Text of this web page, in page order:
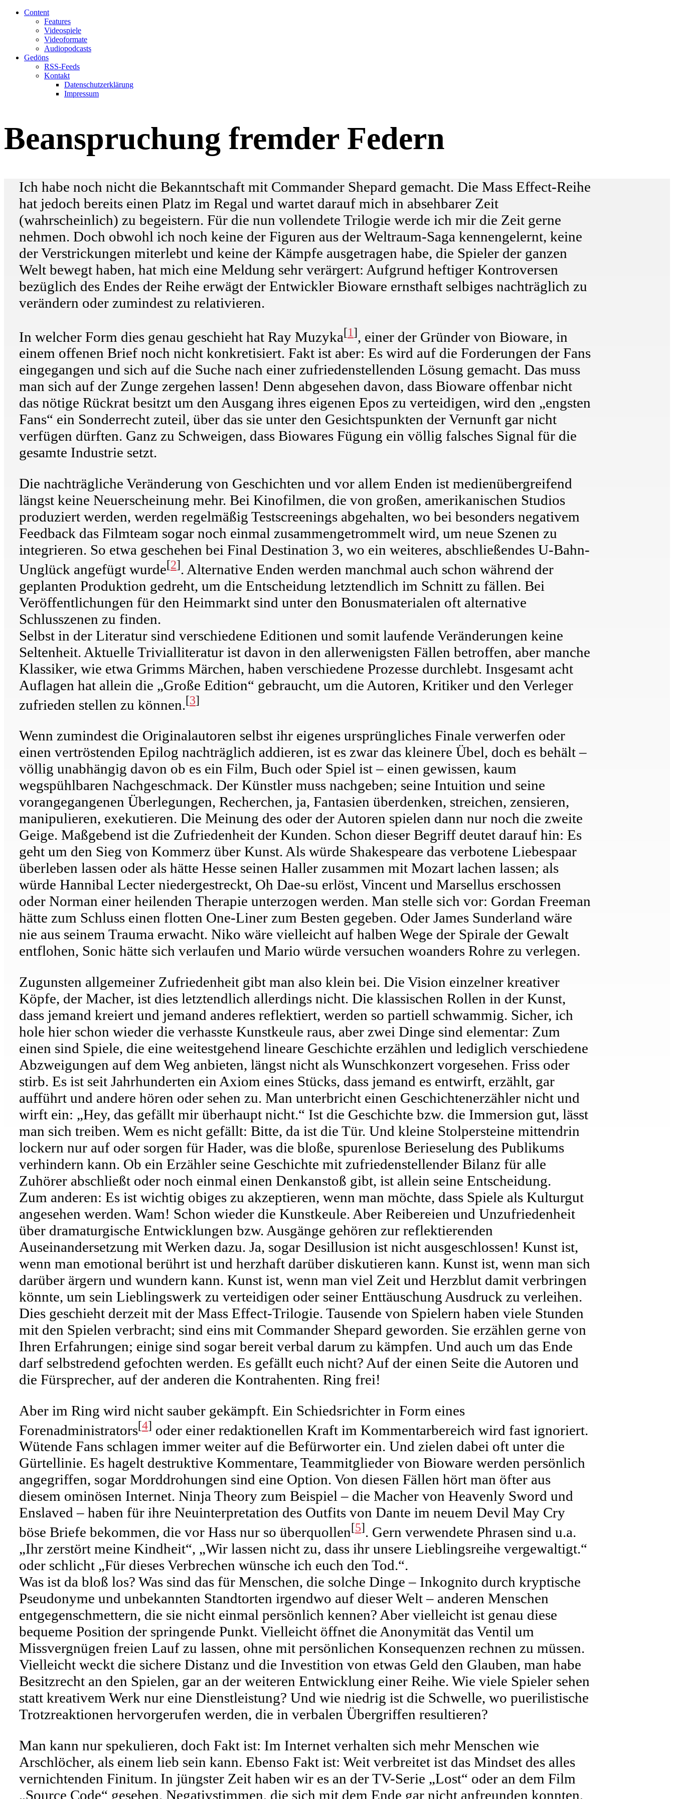
Content
Features
Videospiele
Videoformate
Audiopodcasts
Gedöns
RSS-Feeds
Kontakt
Datenschutzerklärung
Impressum
Beanspruchung fremder Federn
Ich habe noch nicht die Bekanntschaft mit Commander Shepard gemacht. Die Mass Effect-Reihe
hat jedoch bereits einen Platz im Regal und wartet darauf mich in absehbarer Zeit
(wahrscheinlich) zu begeistern. Für die nun vollendete Trilogie werde ich mir die Zeit gerne
nehmen. Doch obwohl ich noch keine der Figuren aus der Weltraum-Saga kennengelernt, keine
der Verstrickungen miterlebt und keine der Kämpfe ausgetragen habe, die Spieler der ganzen
Welt bewegt haben, hat mich eine Meldung sehr verärgert: Aufgrund heftiger Kontroversen
bezüglich des Endes der Reihe erwägt der Entwickler Bioware ernsthaft selbiges nachträglich zu
verändern oder zumindest zu relativieren.
In welcher Form dies genau geschieht hat Ray Muzyka[1], einer der Gründer von Bioware, in
einem offenen Brief noch nicht konkretisiert. Fakt ist aber: Es wird auf die Forderungen der Fans
eingegangen und sich auf die Suche nach einer zufriedenstellenden Lösung gemacht. Das muss
man sich auf der Zunge zergehen lassen! Denn abgesehen davon, dass Bioware offenbar nicht
das nötige Rückrat besitzt um den Ausgang ihres eigenen Epos zu verteidigen, wird den „engsten
Fans“ ein Sonderrecht zuteil, über das sie unter den Gesichtspunkten der Vernunft gar nicht
verfügen dürften. Ganz zu Schweigen, dass Biowares Fügung ein völlig falsches Signal für die
gesamte Industrie setzt.
Die nachträgliche Veränderung von Geschichten und vor allem Enden ist medienübergreifend
längst keine Neuerscheinung mehr. Bei Kinofilmen, die von großen, amerikanischen Studios
produziert werden, werden regelmäßig Testscreenings abgehalten, wo bei besonders negativem
Feedback das Filmteam sogar noch einmal zusammengetrommelt wird, um neue Szenen zu
integrieren. So etwa geschehen bei Final Destination 3, wo ein weiteres, abschließendes U-Bahn-
Unglück angefügt wurde[2]. Alternative Enden werden manchmal auch schon während der
geplanten Produktion gedreht, um die Entscheidung letztendlich im Schnitt zu fällen. Bei
Veröffentlichungen für den Heimmarkt sind unter den Bonusmaterialen oft alternative
Schlusszenen zu finden.
Selbst in der Literatur sind verschiedene Editionen und somit laufende Veränderungen keine
Seltenheit. Aktuelle Trivialliteratur ist davon in den allerwenigsten Fällen betroffen, aber manche
Klassiker, wie etwa Grimms Märchen, haben verschiedene Prozesse durchlebt. Insgesamt acht
Auflagen hat allein die „Große Edition“ gebraucht, um die Autoren, Kritiker und den Verleger
zufrieden stellen zu können.[3]
Wenn zumindest die Originalautoren selbst ihr eigenes ursprüngliches Finale verwerfen oder
einen vertröstenden Epilog nachträglich addieren, ist es zwar das kleinere Übel, doch es behält –
völlig unabhängig davon ob es ein Film, Buch oder Spiel ist – einen gewissen, kaum
wegspühlbaren Nachgeschmack. Der Künstler muss nachgeben; seine Intuition und seine
vorangegangenen Überlegungen, Recherchen, ja, Fantasien überdenken, streichen, zensieren,
manipulieren, exekutieren. Die Meinung des oder der Autoren spielen dann nur noch die zweite
Geige. Maßgebend ist die Zufriedenheit der Kunden. Schon dieser Begriff deutet darauf hin: Es
geht um den Sieg von Kommerz über Kunst. Als würde Shakespeare das verbotene Liebespaar
überleben lassen oder als hätte Hesse seinen Haller zusammen mit Mozart lachen lassen; als
würde Hannibal Lecter niedergestreckt, Oh Dae-su erlöst, Vincent und Marsellus erschossen
oder Norman einer heilenden Therapie unterzogen werden. Man stelle sich vor: Gordan Freeman
hätte zum Schluss einen flotten One-Liner zum Besten gegeben. Oder James Sunderland wäre
nie aus seinem Trauma erwacht. Niko wäre vielleicht auf halben Wege der Spirale der Gewalt
entflohen, Sonic hätte sich verlaufen und Mario würde versuchen woanders Rohre zu verlegen.
Zugunsten allgemeiner Zufriedenheit gibt man also klein bei. Die Vision einzelner kreativer
Köpfe, der Macher, ist dies letztendlich allerdings nicht. Die klassischen Rollen in der Kunst,
dass jemand kreiert und jemand anderes reflektiert, werden so partiell schwammig. Sicher, ich
hole hier schon wieder die verhasste Kunstkeule raus, aber zwei Dinge sind elementar: Zum
einen sind Spiele, die eine weitestgehend lineare Geschichte erzählen und lediglich verschiedene
Abzweigungen auf dem Weg anbieten, längst nicht als Wunschkonzert vorgesehen. Friss oder
stirb. Es ist seit Jahrhunderten ein Axiom eines Stücks, dass jemand es entwirft, erzählt, gar
aufführt und andere hören oder sehen zu. Man unterbricht einen Geschichtenerzähler nicht und
wirft ein: „Hey, das gefällt mir überhaupt nicht.“ Ist die Geschichte bzw. die Immersion gut, lässt
man sich treiben. Wem es nicht gefällt: Bitte, da ist die Tür. Und kleine Stolpersteine mittendrin
lockern nur auf oder sorgen für Hader, was die bloße, spurenlose Berieselung des Publikums
verhindern kann. Ob ein Erzähler seine Geschichte mit zufriedenstellender Bilanz für alle
Zuhörer abschließt oder noch einmal einen Denkanstoß gibt, ist allein seine Entscheidung.
Zum anderen: Es ist wichtig obiges zu akzeptieren, wenn man möchte, dass Spiele als Kulturgut
angesehen werden. Wam! Schon wieder die Kunstkeule. Aber Reibereien und Unzufriedenheit
über dramaturgische Entwicklungen bzw. Ausgänge gehören zur reflektierenden
Auseinandersetzung mit Werken dazu. Ja, sogar Desillusion ist nicht ausgeschlossen! Kunst ist,
wenn man emotional berührt ist und herzhaft darüber diskutieren kann. Kunst ist, wenn man sich
darüber ärgern und wundern kann. Kunst ist, wenn man viel Zeit und Herzblut damit verbringen
könnte, um sein Lieblingswerk zu verteidigen oder seiner Enttäuschung Ausdruck zu verleihen.
Dies geschieht derzeit mit der Mass Effect-Trilogie. Tausende von Spielern haben viele Stunden
mit den Spielen verbracht; sind eins mit Commander Shepard geworden. Sie erzählen gerne von
Ihren Erfahrungen; einige sind sogar bereit verbal darum zu kämpfen. Und auch um das Ende
darf selbstredend gefochten werden. Es gefällt euch nicht? Auf der einen Seite die Autoren und
die Fürsprecher, auf der anderen die Kontrahenten. Ring frei!
Aber im Ring wird nicht sauber gekämpft. Ein Schiedsrichter in Form eines
Forenadministrators[4] oder einer redaktionellen Kraft im Kommentarbereich wird fast ignoriert.
Wütende Fans schlagen immer weiter auf die Befürworter ein. Und zielen dabei oft unter die
Gürtellinie. Es hagelt destruktive Kommentare, Teammitglieder von Bioware werden persönlich
angegriffen, sogar Morddrohungen sind eine Option. Von diesen Fällen hört man öfter aus
diesem ominösen Internet. Ninja Theory zum Beispiel – die Macher von Heavenly Sword und
Enslaved – haben für ihre Neuinterpretation des Outfits von Dante im neuem Devil May Cry
böse Briefe bekommen, die vor Hass nur so überquollen[5]. Gern verwendete Phrasen sind u.a.
„Ihr zerstört meine Kindheit“, „Wir lassen nicht zu, dass ihr unsere Lieblingsreihe vergewaltigt.“
oder schlicht „Für dieses Verbrechen wünsche ich euch den Tod.“.
Was ist da bloß los? Was sind das für Menschen, die solche Dinge – Inkognito durch kryptische
Pseudonyme und unbekannten Standtorten irgendwo auf dieser Welt – anderen Menschen
entgegenschmettern, die sie nicht einmal persönlich kennen? Aber vielleicht ist genau diese
bequeme Position der springende Punkt. Vielleicht öffnet die Anonymität das Ventil um
Missvergnügen freien Lauf zu lassen, ohne mit persönlichen Konsequenzen rechnen zu müssen.
Vielleicht weckt die sichere Distanz und die Investition von etwas Geld den Glauben, man habe
Besitzrecht an den Spielen, gar an der weiteren Entwicklung einer Reihe. Wie viele Spieler sehen
statt kreativem Werk nur eine Dienstleistung? Und wie niedrig ist die Schwelle, wo puerilistische
Trotzreaktionen hervorgerufen werden, die in verbalen Übergriffen resultieren?
Man kann nur spekulieren, doch Fakt ist: Im Internet verhalten sich mehr Menschen wie
Arschlöcher, als einem lieb sein kann. Ebenso Fakt ist: Weit verbreitet ist das Mindset des alles
vernichtenden Finitum. In jüngster Zeit haben wir es an der TV-Serie „Lost“ oder an dem Film
„Source Code“ gesehen. Negativstimmen, die sich mit dem Ende gar nicht anfreunden konnten,